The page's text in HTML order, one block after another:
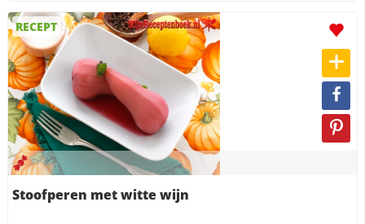
RECEPT
Stoofperen met witte wijn